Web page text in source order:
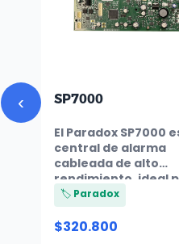
‹ SP7000
El Paradox SP7000
central de alarma
cableada de alto
rendimiento, ideal
protección resi...
🏷️ Paradox
$320.800